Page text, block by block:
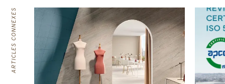
ARTICLES CONNEXES